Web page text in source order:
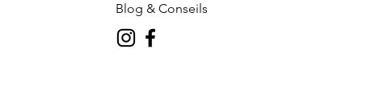
Blog & Conseils